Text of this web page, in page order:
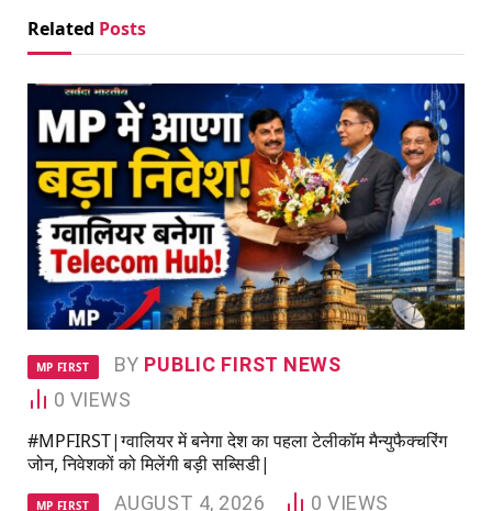
Related Posts
MP FIRST BY PUBLIC FIRST NEWS
0 VIEWS
#MPFIRST|ग्वालियर में बनेगा देश का पहला टेलीकॉम मैन्युफैक्चरिंग
जोन, निवेशकों को मिलेंगी बड़ी सब्सिडी|
MP FIRST AUGUST 4, 2026 0VIEWS